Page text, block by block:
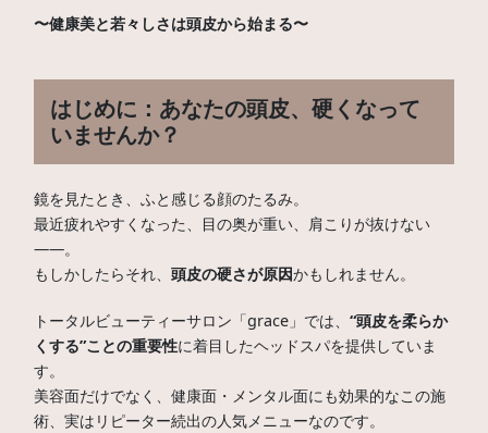
〜健康美と若々しさは頭皮から始まる〜
はじめに：あなたの頭皮、硬くなって
いませんか？
鏡を見たとき、ふと感じる顔のたるみ。
最近疲れやすくなった、目の奥が重い、肩こりが抜けない
――。
もしかしたらそれ、頭皮の硬さが原因かもしれません。
トータルビューティーサロン「grace」では、“頭皮を柔らか
くする”ことの重要性に着目したヘッドスパを提供していま
す。
美容面だけでなく、健康面・メンタル面にも効果的なこの施
術、実はリピーター続出の人気メニューなのです。